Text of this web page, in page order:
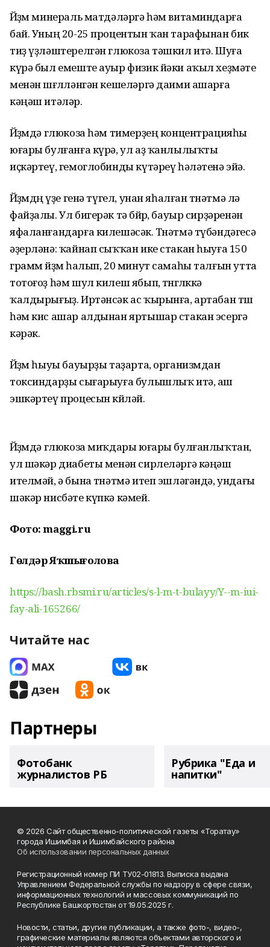
Йөҙөм минераль матдәләргә һәм витаминдарға
бай. Уның 20-25 процентын ҡан тарафынан бик
тиҙ үҙләштерелгән глюкоза тәшкил итә. Шуға
күрә был емеште ауыр физик йәки аҡыл хеҙмәте
менән шөғөлләнгән кешеләргә даими ашарға
кәңәш итәләр.
Йөҙөмдә глюкоза һәм тимерҙең концентрацияһы
юғары булғанға күрә, ул аҙ ҡанлылыҡты
иҫкәртеү, гемоглобинды күтәреү һәләтенә эйә.
Йөҙөмдөң үҙе генә түгел, унан яһалған төнәтмә лә
файҙалы. Ул бигерәк тә бөйөр, бауыр сирҙәренән
яфаланғандарға килешәсәк. Төнәтмә түбәндәгесә
әҙерләнә: ҡайнап сыҡҡан ике стакан һыуға 150
грамм йөҙөм һалып, 20 минут самаһы талғын утта
тотоғоҙ һәм шул килеш ябып, төнгөлөккә
ҡалдырығыҙ. Иртәнсәк ас ҡырынға, артабан төш
һәм кис ашар алдынан яртышар стакан эсергә
кәрәк.
Йөҙөм һыуы бауырҙы таҙарта, организмдан
токсиндарҙы сығарыуға булышлыҡ итә, аш
эшкәртеү процесын көйләй.
Йөҙөмдә глюкоза миҡдары юғары булғанлыҡтан,
ул шәкәр диабеты менән сирлеләргә кәңәш
ителмәй, ә бына төнәтмә итеп эшләгәндә, ундағы
шәкәр нисбәте күпкә кәмей.
Фото: maggi.ru
Гөлдәр Яҡшығолова
https://bash.rbsmi.ru/articles/s-l-m-t-bulayy/Y--m-iui-
fay-ali-165266/
Читайте нас
Партнеры
Фотобанк
журналистов РБ
Рубрика "Еда и
напитки"
© 2026 Сайт общественно-политической газеты «Торатау»
города Ишимбая и Ишимбайского района
Об использовании персональных данных
Регистрационный номер ПИ ТУ02-01813. Выписка выдана
Управлением Федеральной службы по надзору в сфере связи,
информационных технологий и массовых коммуникаций по
Республике Башкортостан от 19.05.2025 г.
Новости, статьи, другие публикации, а также фото-, видео-,
графические материалы являются объектами авторского и